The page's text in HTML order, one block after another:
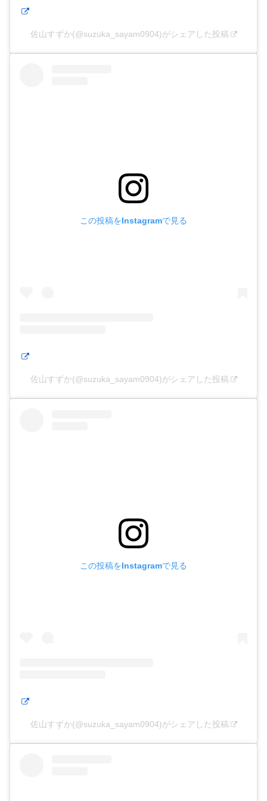
佐山すずか(@suzuka_sayam0904)がシェアした投稿
この投稿をInstagramで見る
佐山すずか(@suzuka_sayam0904)がシェアした投稿
この投稿をInstagramで見る
佐山すずか(@suzuka_sayam0904)がシェアした投稿